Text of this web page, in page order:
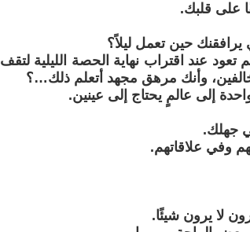
على قلبك.
حين تعمل ليلاً؟
عند اقتراب نهاية الحصة الليلية لتقف
وأنك مرهق مجهد أتعلم ذلك…؟
إلى عالمٍ يحتاج إلى عينين.
جهلك.
وفي علاقاتهم.
لا يرون شيئًا.